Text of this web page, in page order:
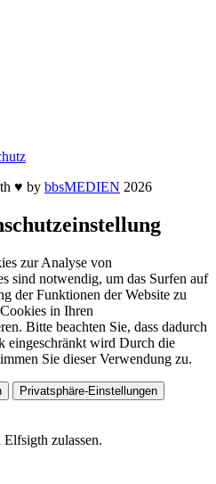
♥ by bbsMEDIEN 2026
zur Analyse von
sind notwendig, um das Surfen auf
der Funktionen der Website zu
in Ihren
Bitte beachten Sie, dass dadurch
eingeschränkt wird Durch die
Sie dieser Verwendung zu.
Privatsphäre-Einstellungen
zulassen.